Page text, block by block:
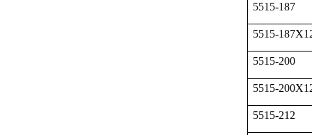
5515-187
5515-
5515-200
5515-
5515-212